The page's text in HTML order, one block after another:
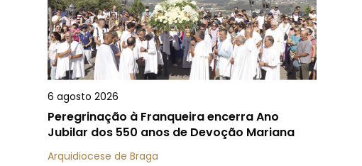
6 agosto 2026
Peregrinação à Franqueira encerra Ano
Jubilar dos 550 anos de Devoção Mariana
Arquidiocese de Braga